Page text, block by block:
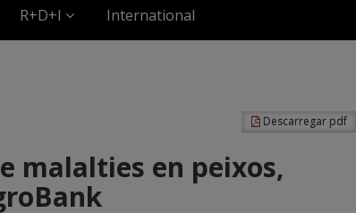
R+D+I International
Descarregar pdf
malalties en peixos,